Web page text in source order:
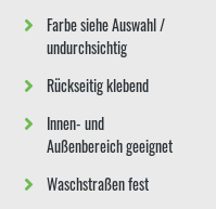
Farbe siehe Auswahl /
undurchsichtig
Rückseitig klebend
Innen- und
Außenbereich geeignet
Waschstraßen fest